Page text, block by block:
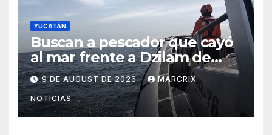
YUCATÁN
Buscan a pescador que cayó
al mar frente a Dzilam de
Bravo, Yucatán
9 DE AUGUST DE 2026 MARCRIX
NOTICIAS